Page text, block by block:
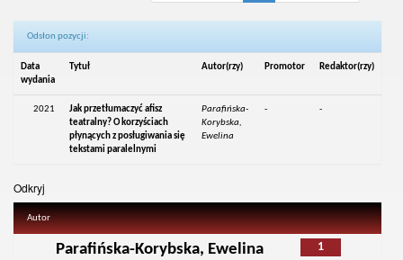
Odsłon pozycji:
Data
wydania
Tytuł Autor(rzy) Promotor Redaktor(rzy)
2021
Jak przetłumaczyć afisz
teatralny? O korzyściach
płynących z posługiwania się
tekstami paralelnymi
Parafińska-
Korybska,
Ewelina
- -
Odkryj
Autor
1
Parafińska-Korybska, Ewelina